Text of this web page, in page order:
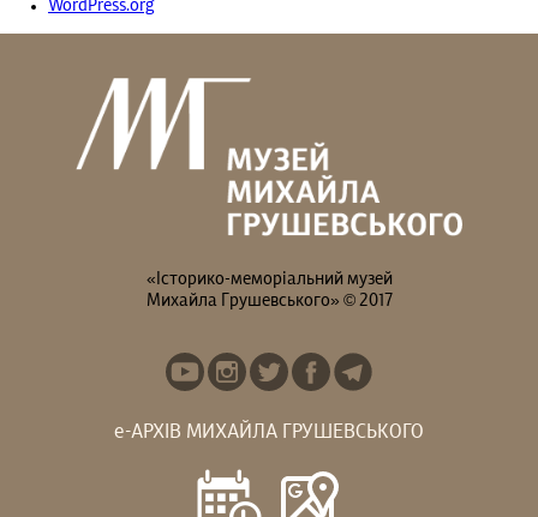
WordPress.org
«Історико-меморіальний музей
Михайла Грушевського» © 2017
е-АРХІВ МИХАЙЛА ГРУШЕВСЬКОГО